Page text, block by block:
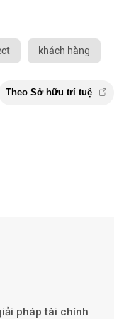
khách hàng
Theo Sở
pháp tài chính